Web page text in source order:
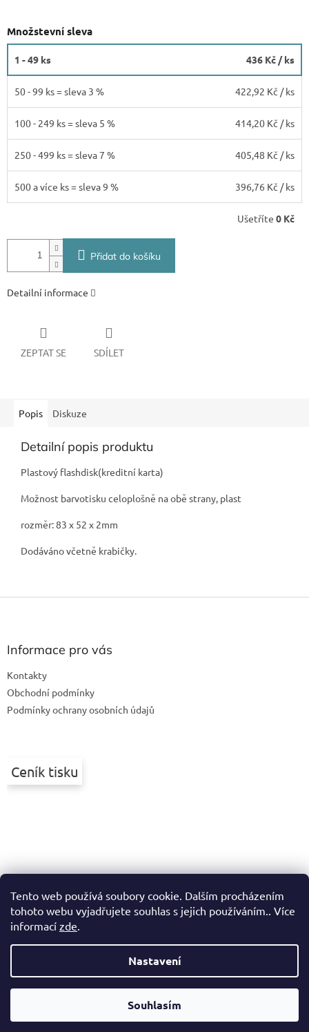
Tento web používá soubory cookie. Dalším procházením
tohoto webu vyjadřujete souhlas s jejich používáním.. Více
informací zde.
Nastavení
Souhlasím
Množstevní sleva
1 - 49 ks 436 Kč / ks
50 - 99 ks = sleva 3 % 422,92 Kč / ks
100 - 249 ks = sleva 5 % 414,20 Kč / ks
250 - 499 ks = sleva 7 % 405,48 Kč / ks
500 a více ks = sleva 9 % 396,76 Kč / ks
Ušetříte 0 Kč
Přidat do košíku
Detailní informace
ZEPTAT SE SDÍLET
Popis Diskuze
Detailní popis produktu
Plastový flashdisk(kreditní karta)
Možnost barvotisku celoplošně na obě strany, plast
rozměr: 83 x 52 x 2mm
Dodáváno včetně krabičky.
Informace pro vás
Kontakty
Obchodní podmínky
Podmínky ochrany osobních údajů
Ceník tisku
Vytvořil Shoptet
Printek. Všechna práva vyhrazena.